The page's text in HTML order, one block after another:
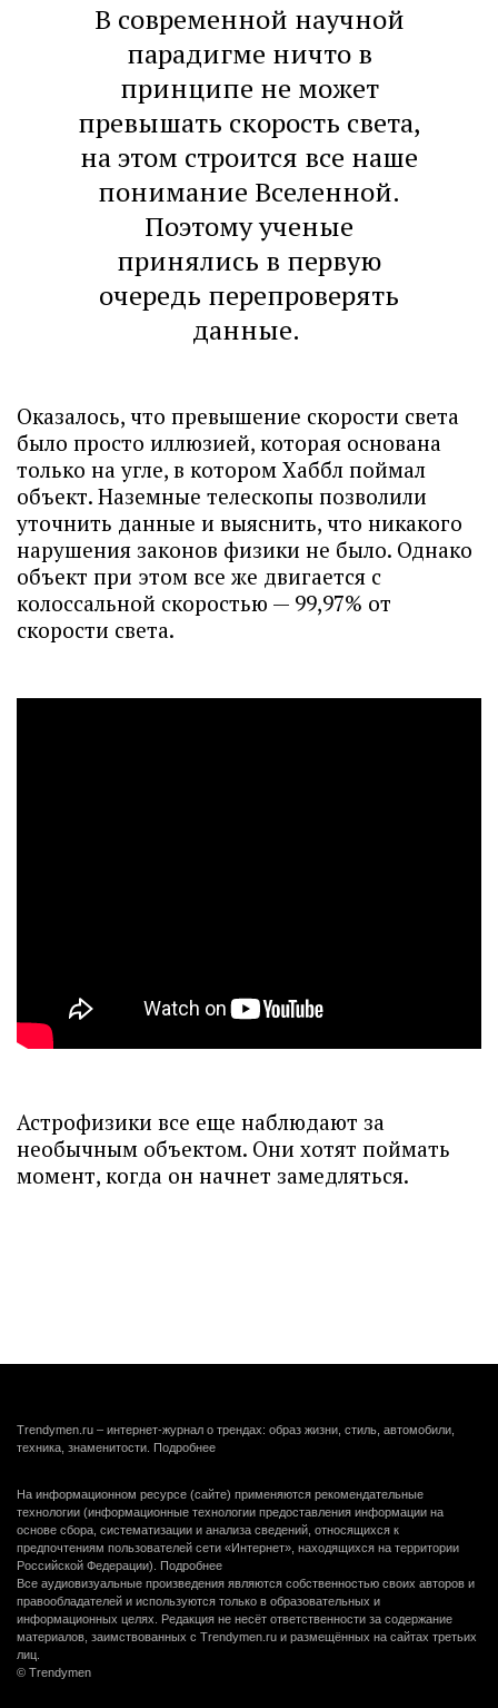
В современной научной
парадигме ничто в
принципе не может
превышать скорость света,
на этом строится все наше
понимание Вселенной.
Поэтому ученые
принялись в первую
очередь перепроверять
данные.
Оказалось, что превышение скорости света
было просто иллюзией, которая основана
только на угле, в котором Хаббл поймал
объект. Наземные телескопы позволили
уточнить данные и выяснить, что никакого
нарушения законов физики не было. Однако
объект при этом все же двигается с
колоссальной скоростью — 99,97% от
скорости света.
Астрофизики все еще наблюдают за
необычным объектом. Они хотят поймать
момент, когда он начнет замедляться.
Trendymen.ru – интернет-журнал о трендах: образ жизни, стиль, автомобили,
техника, знаменитости. Подробнее
На информационном ресурсе (сайте) применяются рекомендательные
технологии (информационные технологии предоставления информации на
основе сбора, систематизации и анализа сведений, относящихся к
предпочтениям пользователей сети «Интернет», находящихся на территории
Российской Федерации). Подробнее
Все аудиовизуальные произведения являются собственностью своих авторов и
правообладателей и используются только в образовательных и
информационных целях. Редакция не несёт ответственности за содержание
материалов, заимствованных с Trendymen.ru и размещённых на сайтах третьих
лиц.
© Trendymen